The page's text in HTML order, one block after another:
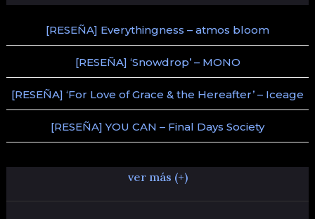
[RESEÑA] Everythingness – atmos bloom
[RESEÑA] ‘Snowdrop’ – MONO
[RESEÑA] ‘For Love of Grace & the Hereafter’ – Iceage
[RESEÑA] YOU CAN – Final Days Society
ver más (+)